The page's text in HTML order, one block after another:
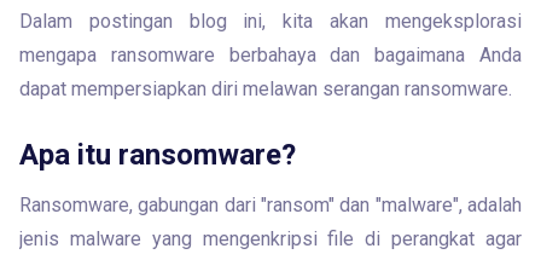
Dalam postingan blog ini, kita akan mengeksplorasi
mengapa ransomware berbahaya dan bagaimana Anda
dapat mempersiapkan diri melawan serangan ransomware.
Apa itu ransomware?
Ransomware, gabungan dari "ransom" dan "malware", adalah
jenis malware yang mengenkripsi file di perangkat agar